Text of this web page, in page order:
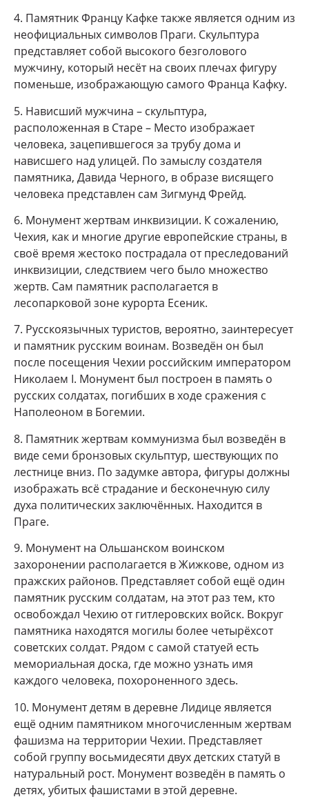
4. Памятник Францу Кафке также является одним из
неофициальных символов Праги. Скульптура
представляет собой высокого безголового
мужчину, который несёт на своих плечах фигуру
поменьше, изображающую самого Франца Кафку.
5. Нависший мужчина – скульптура,
расположенная в Старе – Место изображает
человека, зацепившегося за трубу дома и
нависшего над улицей. По замыслу создателя
памятника, Давида Черного, в образе висящего
человека представлен сам Зигмунд Фрейд.
6. Монумент жертвам инквизиции. К сожалению,
Чехия, как и многие другие европейские страны, в
своё время жестоко пострадала от преследований
инквизиции, следствием чего было множество
жертв. Сам памятник располагается в
лесопарковой зоне курорта Есеник.
7. Русскоязычных туристов, вероятно, заинтересует
и памятник русским воинам. Возведён он был
после посещения Чехии российским императором
Николаем I. Монумент был построен в память о
русских солдатах, погибших в ходе сражения с
Наполеоном в Богемии.
8. Памятник жертвам коммунизма был возведён в
виде семи бронзовых скульптур, шествующих по
лестнице вниз. По задумке автора, фигуры должны
изображать всё страдание и бесконечную силу
духа политических заключённых. Находится в
Праге.
9. Монумент на Ольшанском воинском
захоронении располагается в Жижкове, одном из
пражских районов. Представляет собой ещё один
памятник русским солдатам, на этот раз тем, кто
освобождал Чехию от гитлеровских войск. Вокруг
памятника находятся могилы более четырёхсот
советских солдат. Рядом с самой статуей есть
мемориальная доска, где можно узнать имя
каждого человека, похороненного здесь.
10. Монумент детям в деревне Лидице является
ещё одним памятником многочисленным жертвам
фашизма на территории Чехии. Представляет
собой группу восьмидесяти двух детских статуй в
натуральный рост. Монумент возведён в память о
детях, убитых фашистами в этой деревне.